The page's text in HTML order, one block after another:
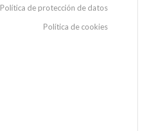
Política de protección de datos
Política de cookies